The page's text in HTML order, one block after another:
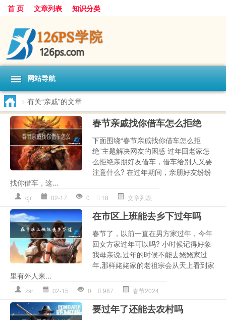
首 页 文章列表 知识分类
网站导航
> 有关“亲戚”的文章
春节亲戚找你借车怎么拒绝
下面围绕“春节亲戚找你借车怎么拒
绝”主题解决网友的困惑 过年回老家怎
么拒绝亲朋好友借车，借车给别人又要
注意什么? 在过年期间，亲朋好友纷纷
找你借车，这...
cjr 02-17 0 18 文章列表
在市区上班能去乡下过年吗
春节了，以前一直在男方家过年，今年
回女方家过年可以吗? 小时候记得好象
我母亲说,过年的时候不能去姥姥家过
年,那样姥姥家的老祖宗会从天上看到家
里有外人来...
zsr 02-15 0 987 春节2024
要过年了还能去农村吗